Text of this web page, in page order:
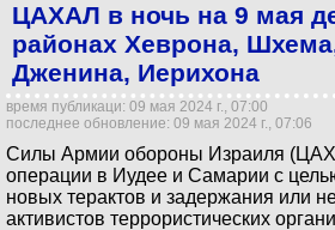
ЦАХАЛ в ночь на 9 мая
районах Хеврона,
Дженина, Иерихона
время публикаци: 09 мая 2024 г., 07:00
последнее обновление: 09 мая 2024 г., 07:06
Cилы Армии обороны Израиля
операции в Иудее и Самарии с
новых терактов и задержания или
активистов террористических